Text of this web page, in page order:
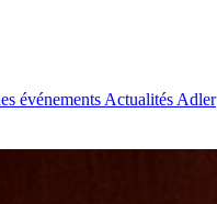
événements Actualités Adler